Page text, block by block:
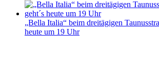
„Bella Italia“ beim dreitägigen
heute um 19 Uhr